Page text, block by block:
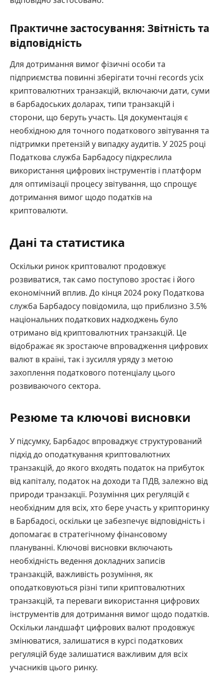
Практичне застосування: Звітність та
відповідність
Для дотримання вимог фізичні особи та
підприємства повинні зберігати точні records усіх
криптовалютних транзакцій, включаючи дати, суми
в барбадоських доларах, типи транзакцій і
сторони, що беруть участь. Ця документація є
необхідною для точного податкового звітування та
підтримки претензій у випадку аудитів. У 2025 році
Податкова служба Барбадосу підкреслила
використання цифрових інструментів і платформ
для оптимізації процесу звітування, що спрощує
дотримання вимог щодо податків на
криптовалюти.
Дані та статистика
Оскільки ринок криптовалют продовжує
розвиватися, так само поступово зростає і його
економічний вплив. До кінця 2024 року Податкова
служба Барбадосу повідомила, що приблизно 3.5%
національних податкових надходжень було
отримано від криптовалютних транзакцій. Це
відображає як зростаюче впровадження цифрових
валют в країні, так і зусилля уряду з метою
захоплення податкового потенціалу цього
розвиваючого сектора.
Резюме та ключові висновки
У підсумку, Барбадос впроваджує структурований
підхід до оподаткування криптовалютних
транзакцій, до якого входять податок на прибуток
від капіталу, податок на доходи та ПДВ, залежно від
природи транзакції. Розуміння цих регуляцій є
необхідним для всіх, хто бере участь у крипторинку
в Барбадосі, оскільки це забезпечує відповідність і
допомагає в стратегічному фінансовому
плануванні. Ключові висновки включають
необхідність ведення докладних записів
транзакцій, важливість розуміння, як
оподатковуються різні типи криптовалютних
транзакцій, та переваги використання цифрових
інструментів для дотримання вимог щодо податків.
Оскільки ландшафт цифрових валют продовжує
змінюватися, залишатися в курсі податкових
регуляцій буде залишатися важливим для всіх
учасників цього ринку.